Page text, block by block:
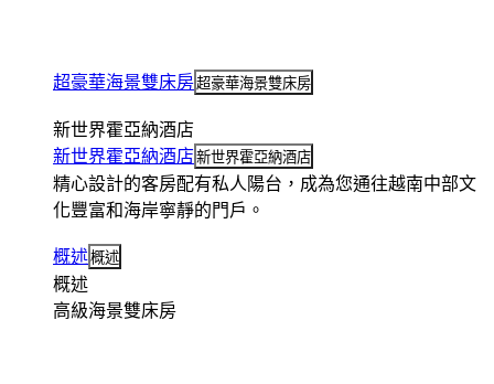
超豪華海景雙床房超豪華海景雙床房
新世界霍亞納酒店
新世界霍亞納酒店新世界霍亞納酒店
精心設計的客房配有私人陽台，成為您通往越南中部文
化豐富和海岸寧靜的門戶。
概述概述
概述
高級海景雙床房